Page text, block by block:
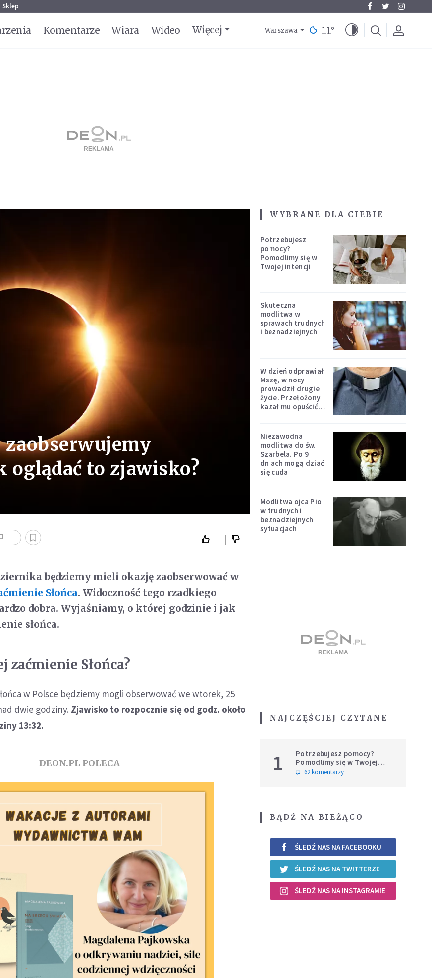
Sklep
Komentarze Wiara Wideo Więcej Warszawa 11°
zaobserwujemy
oglądać to zjawisko?
będziemy mieli okazję zaobserwować w
Słońca. Widoczność tego rzadkiego
dobra. Wyjaśniamy, o której godzinie i jak
słońca.
zaćmienie Słońca?
w Polsce będziemy mogli obserwować we wtorek, 25
dwie godziny. Zjawisko to rozpocznie się od godz. około
13:32.
DEON.PL POLECA
WYBRANE DLA CIEBIE
Potrzebujesz
pomocy?
Pomodlimy się w
Twojej intencji
Skuteczna
modlitwa w
sprawach trudnych
i beznadziejnych
W dzień odprawiał
Mszę, w nocy
prowadził drugie
życie. Przełożony
kazał mu opuścić
Niezawodna
modlitwa do św.
Szarbela. Po 9
dniach mogą dziać
się cuda
Modlitwa ojca Pio
w trudnych i
beznadziejnych
sytuacjach
NAJCZĘŚCIEJ CZYTANE
1
Potrzebujesz pomocy?
Pomodlimy się w Twojej
intencji
62 komentarzy
BĄDŹ NA BIEŻĄCO
ŚLEDŹ NAS NA FACEBOOKU
ŚLEDŹ NAS NA TWITTERZE
ŚLEDŹ NAS NA INSTAGRAMIE